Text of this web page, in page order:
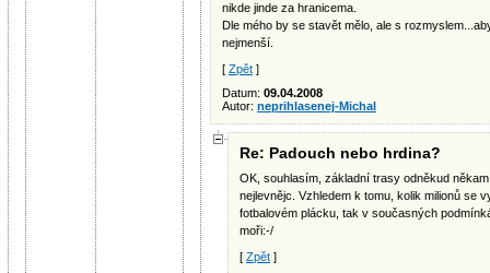
nikde jinde za hranicema.
Dle mého by se stavět mělo, ale s
nejmenší.
[ Zpět ]
Datum: 09.04.2008
Autor: neprihlasenej-Michal
Re: Padouch nebo hrdina?
OK, souhlasím, základní trasy odněkud
nejlevnějc. Vzhledem k tomu, kolik milionů se
fotbalovém plácku, tak v současných
moři:-/
[ Zpět ]